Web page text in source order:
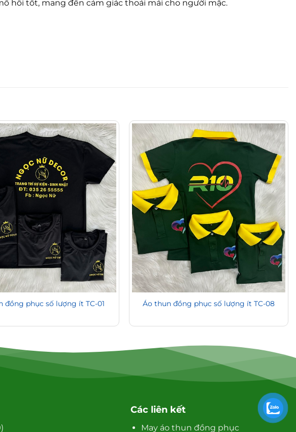
hôi tốt, mang đến cảm giác thoải mái cho người mặc.
đồng phục số lượng ít TC-01 Áo thun đồng phục số lượng ít TC-08
Các liên kết
May áo thun đồng phục